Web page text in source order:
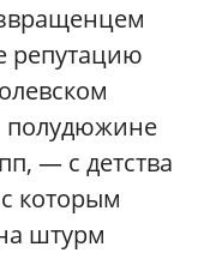
репутацию
полудюжине
— с детства
которым
штурм